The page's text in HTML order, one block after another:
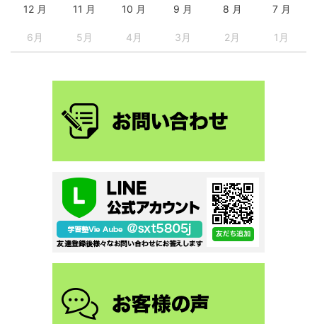
12 月 11 月 10 月 9 月 8 月 7 月
6月 5月 4月 3月 2月 1月